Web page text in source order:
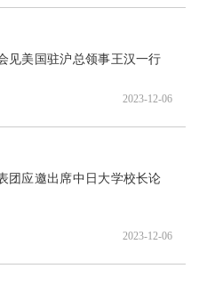
2023-12-06
2023-12-06